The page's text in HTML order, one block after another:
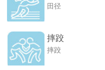
田径
摔跤
摔跤